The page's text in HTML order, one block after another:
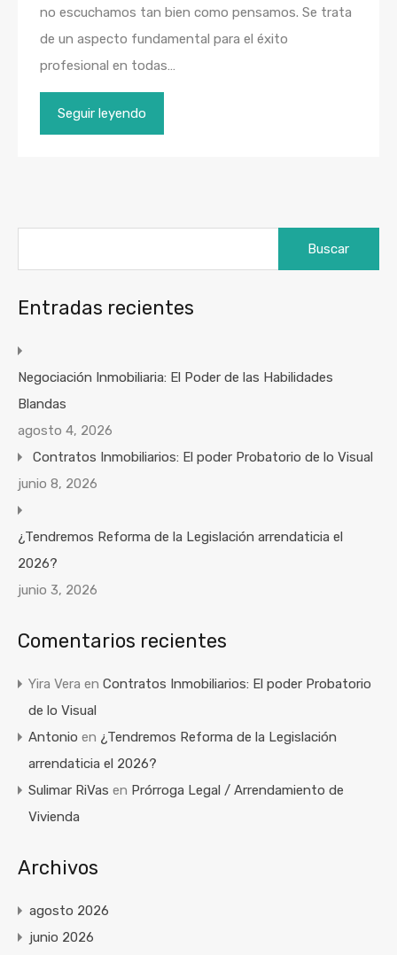
no escuchamos tan bien como pensamos. Se trata
de un aspecto fundamental para el éxito
profesional en todas…
Seguir leyendo
Entradas recientes
Negociación Inmobiliaria: El Poder de las Habilidades
Blandas
agosto 4, 2026
Contratos Inmobiliarios: El poder Probatorio de lo Visual
junio 8, 2026
¿Tendremos Reforma de la Legislación arrendaticia el
2026?
junio 3, 2026
Comentarios recientes
Yira Vera en Contratos Inmobiliarios: El poder Probatorio
de lo Visual
Antonio en ¿Tendremos Reforma de la Legislación
arrendaticia el 2026?
Sulimar RiVas en Prórroga Legal / Arrendamiento de
Vivienda
Archivos
agosto 2026
junio 2026